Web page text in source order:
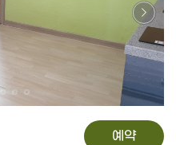
예약